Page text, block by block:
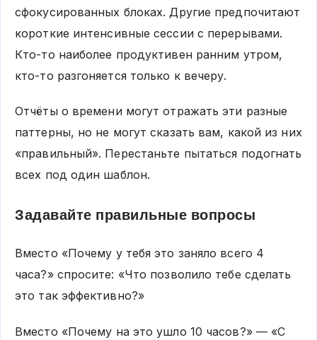
сфокусированных блоках. Другие предпочитают
короткие интенсивные сессии с перерывами.
Кто-то наиболее продуктивен ранним утром,
кто-то разгоняется только к вечеру.
Отчёты о времени могут отражать эти разные
паттерны, но не могут сказать вам, какой из них
«правильный». Перестаньте пытаться подогнать
всех под один шаблон.
Задавайте правильные вопросы
Вместо «Почему у тебя это заняло всего 4
часа?» спросите: «Что позволило тебе сделать
это так эффективно?»
Вместо «Почему на это ушло 10 часов?» — «С